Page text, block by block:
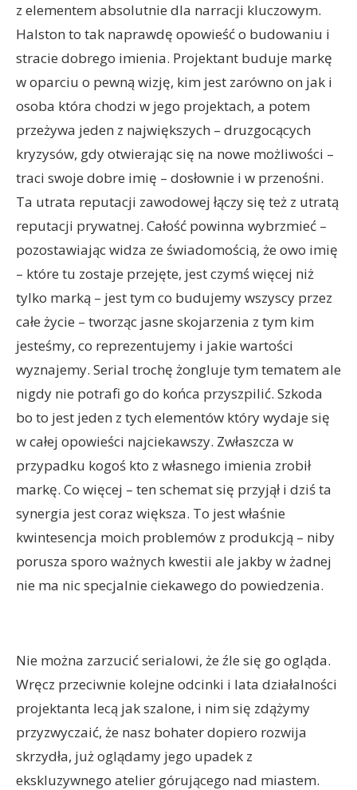
z elementem absolutnie dla narracji kluczowym.
Halston to tak naprawdę opowieść o budowaniu i
stracie dobrego imienia. Projektant buduje markę
w oparciu o pewną wizję, kim jest zarówno on jak i
osoba która chodzi w jego projektach, a potem
przeżywa jeden z największych – druzgocących
kryzysów, gdy otwierając się na nowe możliwości –
traci swoje dobre imię – dosłownie i w przenośni.
Ta utrata reputacji zawodowej łączy się też z utratą
reputacji prywatnej. Całość powinna wybrzmieć –
pozostawiając widza ze świadomością, że owo imię
– które tu zostaje przejęte, jest czymś więcej niż
tylko marką – jest tym co budujemy wszyscy przez
całe życie – tworząc jasne skojarzenia z tym kim
jesteśmy, co reprezentujemy i jakie wartości
wyznajemy. Serial trochę żongluje tym tematem ale
nigdy nie potrafi go do końca przyszpilić. Szkoda
bo to jest jeden z tych elementów który wydaje się
w całej opowieści najciekawszy. Zwłaszcza w
przypadku kogoś kto z własnego imienia zrobił
markę. Co więcej – ten schemat się przyjął i dziś ta
synergia jest coraz większa. To jest właśnie
kwintesencja moich problemów z produkcją – niby
porusza sporo ważnych kwestii ale jakby w żadnej
nie ma nic specjalnie ciekawego do powiedzenia.
Nie można zarzucić serialowi, że źle się go ogląda.
Wręcz przeciwnie kolejne odcinki i lata działalności
projektanta lecą jak szalone, i nim się zdążymy
przyzwyczaić, że nasz bohater dopiero rozwija
skrzydła, już oglądamy jego upadek z
ekskluzywnego atelier górującego nad miastem.